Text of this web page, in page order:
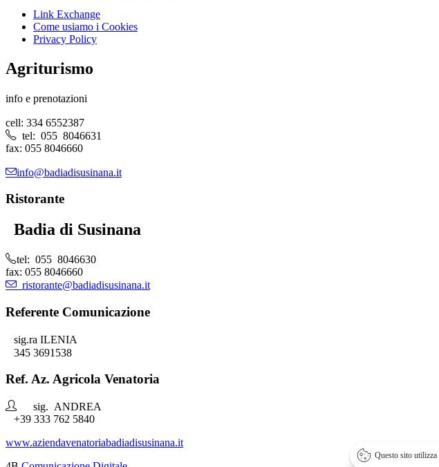
Link Exchange
Come usiamo i Cookies
Privacy Policy
Agriturismo
info e prenotazioni
cell: 334 6552387
tel: 055 8046631
fax: 055 8046660
info@badiadisusinana.it
Ristorante
Badia di Susinana
tel: 055 8046630
fax: 055 8046660
ristorante@badiadisusinana.it
Referente Comunicazione
sig.ra ILENIA
345 3691538
Ref. Az. Agricola Venatoria
sig. ANDREA
+39 333 762 5840
www.aziendavenatoriabadiadisusinana.it